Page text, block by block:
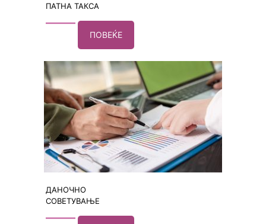
ПАТНА ТАКСА
ПОВЕЌЕ
ДАНОЧНО
СОВЕТУВАЊЕ